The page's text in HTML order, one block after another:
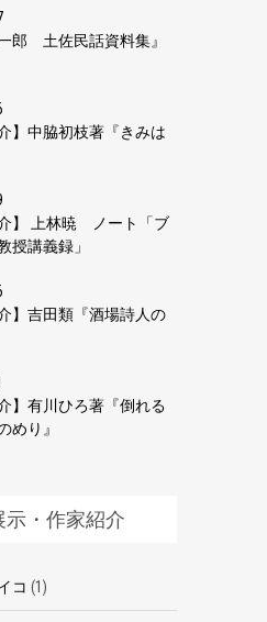
郎 土佐民話資料集』
】中脇初枝著『きみは
介】 上林暁 ノート「ブ
授講義録」
】吉田類『酒場詩人の
】有川ひろ著『倒れる
めり』
示・作家紹介
コ (1)